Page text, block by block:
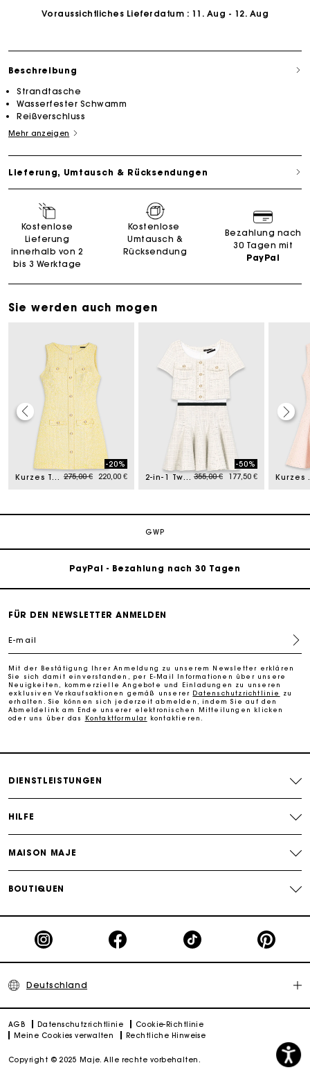
Voraussichtliches Lieferdatum : 11. Aug - 12. Aug
Beschreibung
Strandtasche
Wasserfester Schwamm
Reißverschluss
Mehr anzeigen
Lieferung, Umtausch & Rücksendungen
Kostenlose
Lieferung
innerhalb von 2
bis 3 Werktage
Kostenlose
Umtausch &
Rücksendung
Bezahlung nach
30 Tagen mit
PayPal
Sie werden auch mogen
Kurzes Tweedkleid Price reduced from
275,00 €to
-20%
220,00 €
2-in-1 Tweed-Kleid Price reduced from
355,00 €to
-50%
177,50 €
GWP
Kostenlose Lieferung innerhalb von 2-3 Tagen
PayPal - Bezahlung nach 30 Tagen
Die Maje-Geschenkkarte: Die beste Möglichkeit, das
perfekte Geschenk zu machen
Kostenlose Lieferung innerhalb von 2-3 Tagen
PayPal - Bezahlung nach 30 Tagen
FÜR DEN NEWSLETTER ANMELDEN
E-mail
Mit der Bestätigung Ihrer Anmeldung zu unserem Newsletter erklären
Sie sich damit einverstanden, per E-Mail Informationen über unsere
Neuigkeiten, kommerzielle Angebote und Einladungen zu unseren
exklusiven Verkaufsaktionen gemäß unserer Datenschutzrichtlinie
zu
erhalten. Sie können sich jederzeit abmelden, indem Sie auf den
Abmeldelink am Ende unserer elektronischen Mitteilungen klicken
oder uns über das
Kontaktformular kontaktieren.
DIENSTLEISTUNGEN
HILFE
MAISON MAJE
BOUTIQUEN
Deutschland
AGB Datenschutzrichtlinie
Cookie-Richtlinie
Meine Cookies verwalten
Rechtliche Hinweise
Copyright © 2025 Maje. Alle rechte vorbehalten.